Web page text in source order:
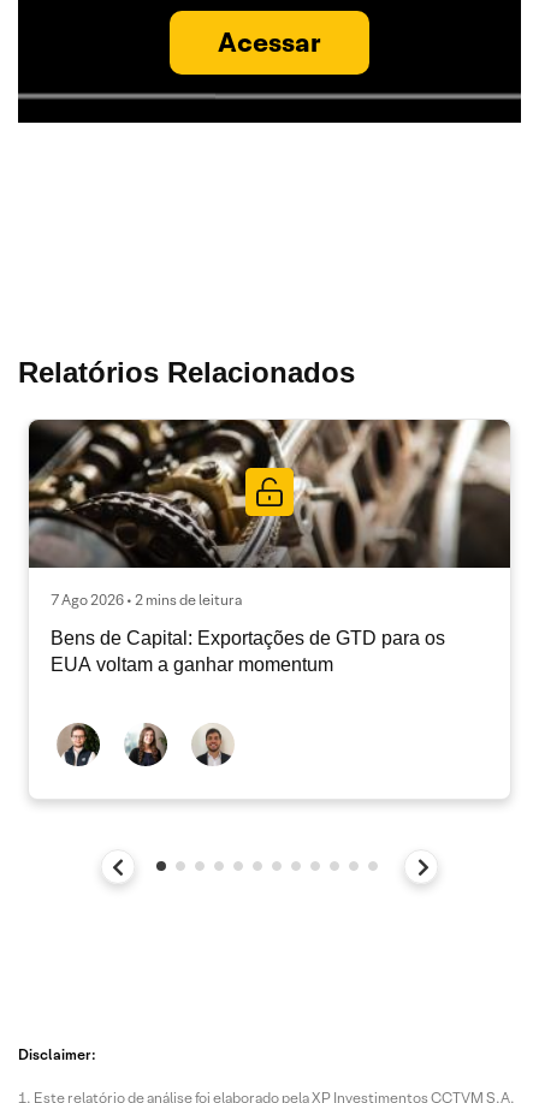
Acessar
Relatórios Relacionados
7 Ago 2026 • 2 mins de leitura
Bens de Capital: Exportações de GTD para os
EUA voltam a ganhar momentum
Disclaimer:
Este relatório de análise foi elaborado pela XP Investimentos CCTVM S.A.